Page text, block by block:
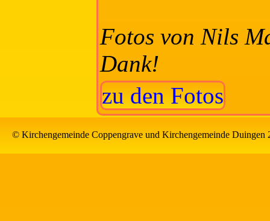
Fotos von Nils
Dank!
zu den Fotos
© Kirchengemeinde Coppengrave und Kirchengemeinde Duingen